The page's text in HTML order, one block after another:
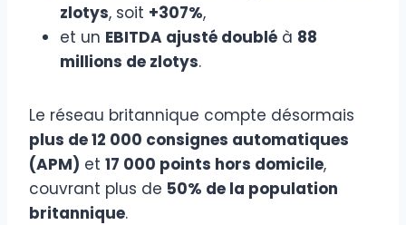
zlotys, soit +307%,
et un EBITDA ajusté doublé à 88
millions de zlotys.
Le réseau britannique compte désormais
plus de 12 000 consignes automatiques
(APM) et 17 000 points hors domicile,
couvrant plus de 50% de la population
britannique.